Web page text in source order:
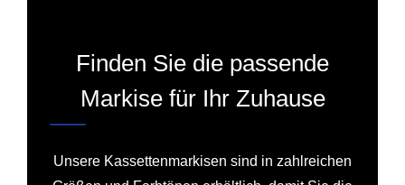
Finden Sie die passende
Markise für Ihr Zuhause
Unsere Kassettenmarkisen sind in zahlreichen